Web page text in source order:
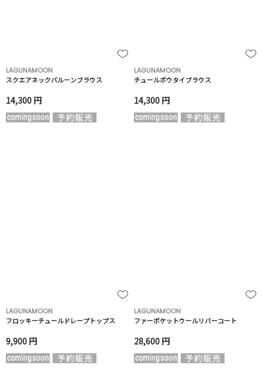
LAGUNAMOON
スクエアネックバルーンブラウス
14,300 円
LAGUNAMOON
チュールボウタイブラウス
14,300 円
LAGUNAMOON
フロッキーチュールドレープトップス
9,900 円
LAGUNAMOON
ファーポケットウールリバーコート
28,600 円